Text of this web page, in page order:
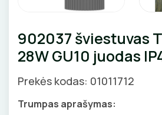
LAUKO ŠVIESTUVAI
Lubiniai šviestuvai
Pakabinami šviestuvai
Sieniniai šviestuvai
APŠVIETIMO
LED juostų profiliai,
LED juostos
902037 šviestuvas
28W GU10 juodas
Prekės kodas: 01011712
Trumpas aprašymas: